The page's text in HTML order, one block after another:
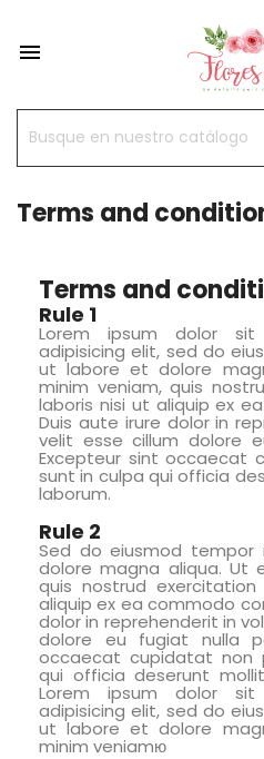

Terms and
Terms and
Rule 1
Lorem ipsum dolor
adipisicing elit, sed do
ut labore et dolore
minim veniam, quis
laboris nisi ut aliquip ex
Duis aute irure dolor in
velit esse cillum dolore
Excepteur sint occaecat
sunt in culpa qui officia
laborum.
Rule 2
Sed do eiusmod
dolore magna aliqua. Ut
quis nostrud
aliquip ex ea commodo
dolor in reprehenderit in
dolore eu fugiat nulla
occaecat cupidatat non
qui officia deserunt
Lorem ipsum dolor
adipisicing elit, sed do
ut labore et dolore
minim veniamю